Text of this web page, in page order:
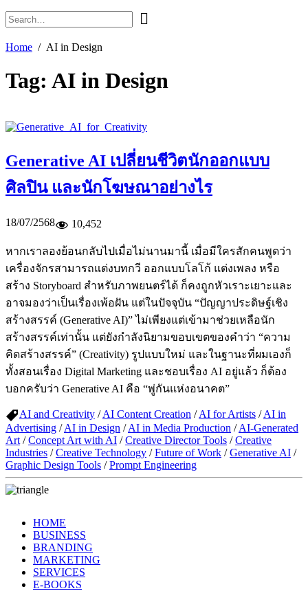
Home AI in Design
Tag: AI in Design
Generative AI เปลี่ยนชีวิตนักออกแบบ
ศิลปิน และนักโฆษณาอย่างไร
18/07/2568 10,452
หากเราลองย้อนกลับไปเมื่อไม่นานมานี้ เมื่อมีใครสักคนพูดว่า
เครื่องจักรสามารถแต่งบทกวี ออกแบบโลโก้ แต่งเพลง หรือ
สร้าง Storyboard สำหรับภาพยนตร์ได้ ก็คงถูกหัวเราะเยาะและ
อาจมองว่าเป็นเรื่องเพ้อฝัน แต่ในปัจจุบัน “ปัญญาประดิษฐ์เชิง
สร้างสรรค์ (Generative AI)” ไม่เพียงแต่เข้ามาช่วยเหลือนัก
สร้างสรรค์เท่านั้น แต่ยังกำลังนิยามขอบเขตของคำว่า “ความ
คิดสร้างสรรค์” (Creativity) รูปแบบใหม่ และในฐานะที่ผมเองก็
ทั้งสอนเรื่อง Digital Marketing และชอบเรื่อง AI อยู่แล้ว ก็ต้อง
บอกครับว่า Generative AI คือ “พู่กันแห่งอนาคต”
AI and Creativity /AI Content Creation /AI for Artists /AI in
Advertising /AI in Design /AI in Media Production /AI-Generated
Art /Concept Art with AI /Creative Director Tools /Creative
Industries /Creative Technology /Future of Work /Generative AI /
Graphic Design Tools /Prompt Engineering
HOME
BUSINESS
BRANDING
MARKETING
SERVICES
E-BOOKS